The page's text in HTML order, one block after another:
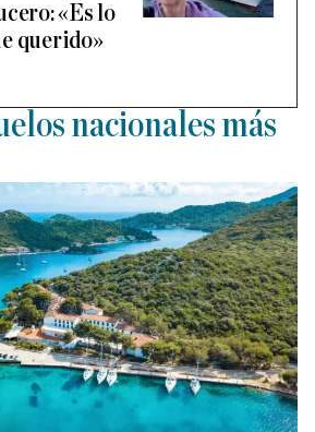
«Es lo
querido»
nacionales más